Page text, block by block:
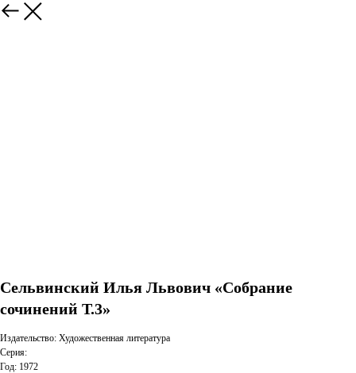
Сельвинский Илья Львович «Собрание
сочинений Т.3»
Издательство: Художественная литература
Серия:
Год: 1972